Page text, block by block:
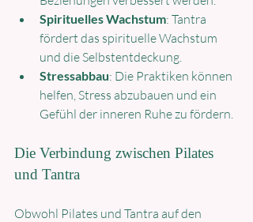
Spirituelles Wachstum: Tantra
fördert das spirituelle Wachstum
und die Selbstentdeckung.
Stressabbau: Die Praktiken können
helfen, Stress abzubauen und ein
Gefühl der inneren Ruhe zu fördern.
Die Verbindung zwischen Pilates
und Tantra
Obwohl Pilates und Tantra auf den